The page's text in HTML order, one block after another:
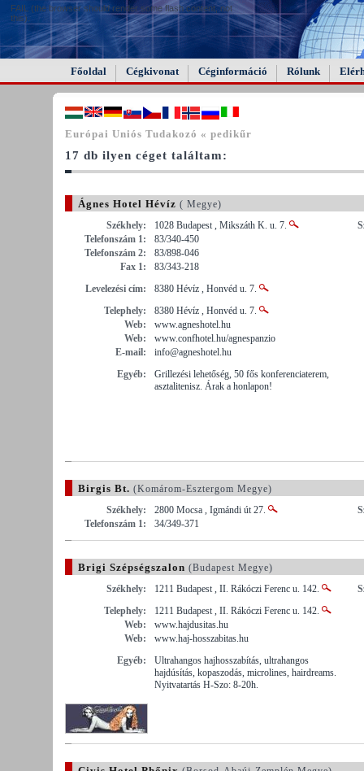
FAIL (the browser should render some flash content, not
this).
Főoldal Cégkivonat Céginformáció Rólunk
Európai Uniós Tudakozó « pedikűr
17 db ilyen céget találtam:
Ágnes Hotel Hévíz ( Megye)
Székhely:
1028 Budapest , Mikszáth K. u. 7.
Telefonszám 1:
83/340-450
Telefonszám 2:
83/898-046
Fax 1:
83/343-218
Levelezési cím:
8380 Hévíz , Honvéd u. 7.
Telephely:
8380 Hévíz , Honvéd u. 7.
Web:
www.agneshotel.hu
Web:
www.confhotel.hu/agnespanzio
E-mail:
info@agneshotel.hu
Egyéb:
Grillezési lehetőség, 50 fős konferenciaterem,
asztalitenisz. Árak a honlapon!
Birgis Bt. (Komárom-Esztergom Megye)
Székhely:
2800 Mocsa , Igmándi út 27.
Telefonszám 1:
34/349-371
Brigi Szépségszalon (Budapest Megye)
Székhely:
1211 Budapest , II. Rákóczi Ferenc u. 142.
Telephely:
1211 Budapest , II. Rákóczi Ferenc u. 142.
Web:
www.hajdusitas.hu
Web:
www.haj-hosszabitas.hu
Egyéb:
Ultrahangos hajhosszabítás, ultrahangos
hajdúsítás, kopaszodás, microlines, hairdreams.
Nyitvatartás H-Szo: 8-20h.